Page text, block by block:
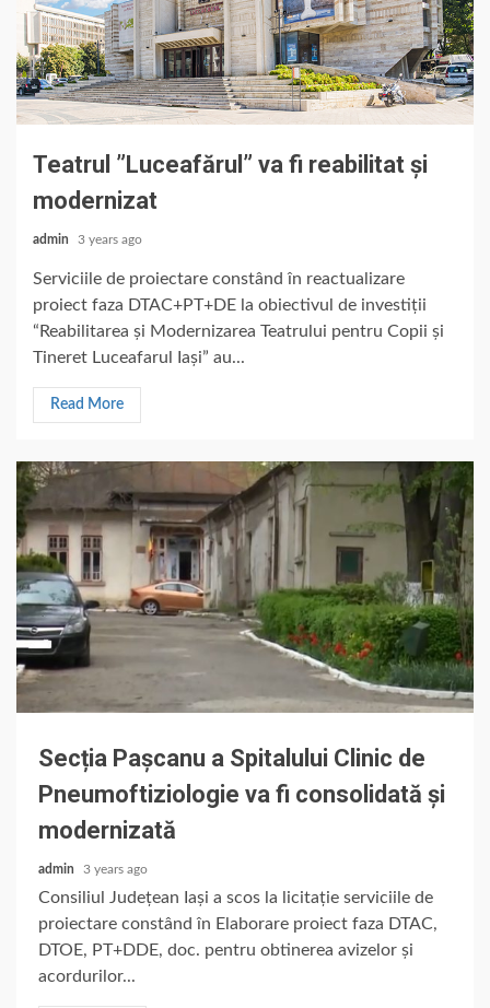
Teatrul ”Luceafărul” va fi reabilitat și
modernizat
admin 3 years ago
Serviciile de proiectare constând în reactualizare
proiect faza DTAC+PT+DE la obiectivul de investiții
“Reabilitarea și Modernizarea Teatrului pentru Copii și
Tineret Luceafarul Iași” au...
Read More
Secția Pașcanu a Spitalului Clinic de
Pneumoftiziologie va fi consolidată și
modernizată
admin 3 years ago
Consiliul Județean Iași a scos la licitație serviciile de
proiectare constând în Elaborare proiect faza DTAC,
DTOE, PT+DDE, doc. pentru obtinerea avizelor și
acordurilor...